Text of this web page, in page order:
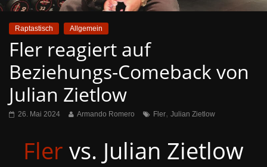
Raptastisch Allgemein
Fler reagiert auf
Beziehungs-Comeback von
Julian Zietlow
26. Mai 2024 Armando Romero Fler, Julian Zietlow
Fler vs. Julian Zietlow